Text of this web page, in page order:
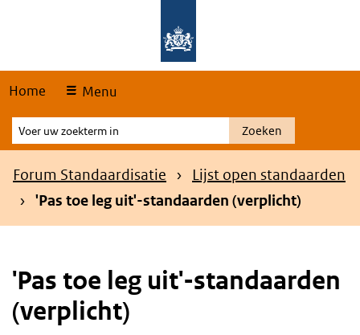
Home Menu
Voer
uw
zoekterm
Zoeken
Kruimelpad
Forum Standaardisatie
Lijst open standaarden
'Pas toe leg uit'-standaarden (verplicht)
'Pas toe leg uit'-standaarden
(verplicht)